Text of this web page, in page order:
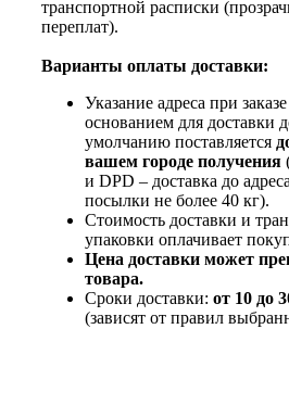
транспортной расписки
переплат).
Варианты оплаты доставки:
Указание адреса при заказе
основанием для доставки
умолчанию поставляется
вашем городе получения
и DPD – доставка до
посылки не более 40 кг).
Стоимость доставки и
упаковки оплачивает
Цена доставки может
товара.
Сроки доставки: от 10 до
(зависят от правил